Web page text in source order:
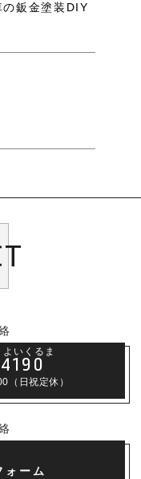
の鈑金塗装DIY
よいくるま
（日祝定休）
ォーム